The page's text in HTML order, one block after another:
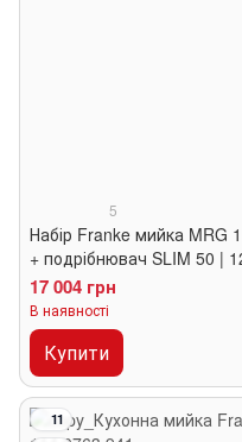
5
Набір Franke мийка MRG
+ подрібнювач SLIM 50 |
17 004 грн
В наявності
Купити
11